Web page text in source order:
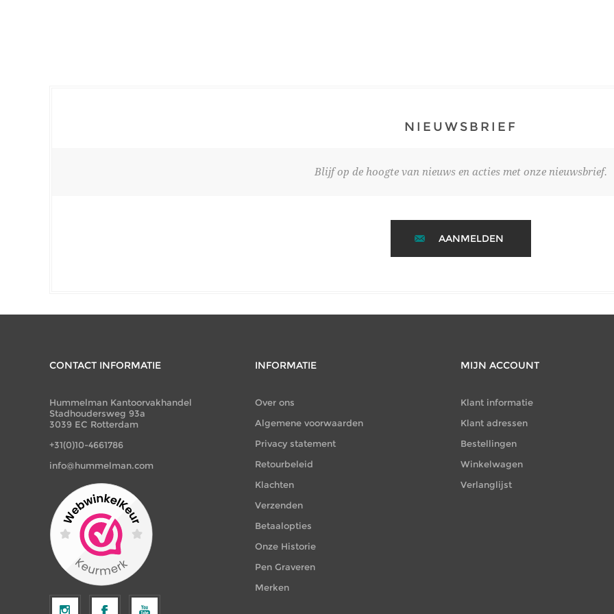
NIEUWSBRIEF
Blijf op de hoogte van nieuws en acties met onze nieuwsbrief.
AANMELDEN
CONTACT INFORMATIE
Hummelman Kantoorvakhandel
Stadhoudersweg 93a
3039 EC Rotterdam
+31(0)10-4661786
info@hummelman.com
INFORMATIE
Over ons
Algemene voorwaarden
Privacy statement
Retourbeleid
Klachten
Verzenden
Betaalopties
Onze Historie
Pen Graveren
Merken
MIJN ACCOUNT
Klant informatie
Klant adressen
Bestellingen
Winkelwagen
Verlanglijst